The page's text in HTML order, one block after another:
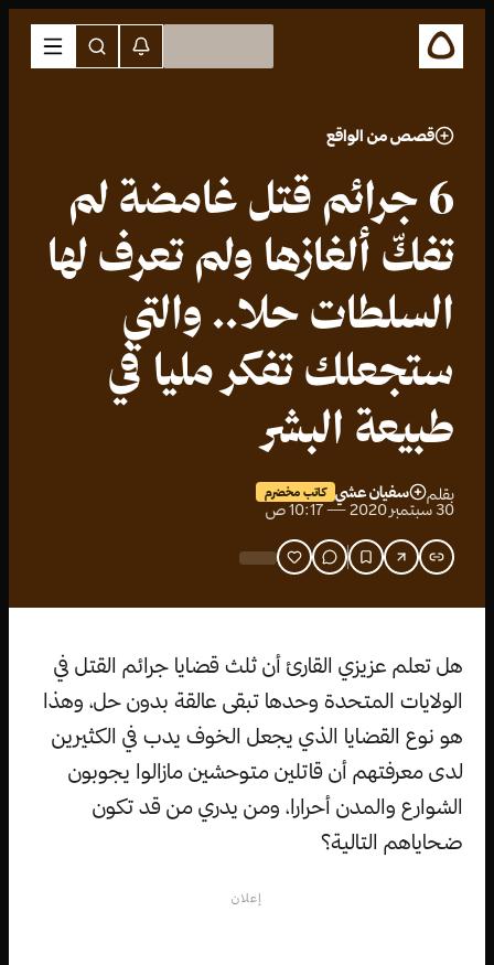
قصص من الواقع
6 جرائم قتل غامضة لم
تفكّ ألغازها ولم تعرف لها
السلطات حلا.. والتي
ستجعلك تفكر مليا في
طبيعة البشر
بقلم سفيان عشي كاتب مخضرم
30 سبتمبر 2020 — 10:17 ص
هل تعلم عزيزي القارئ أن ثلث قضايا جرائم القتل في
الولايات المتحدة وحدها تبقى عالقة بدون حل، وهذا
هو نوع القضايا الذي يجعل الخوف يدب في الكثيرين
لدى معرفتهم أن قاتلين متوحشين مازالوا يجوبون
الشوارع والمدن أحرارا، ومن يدري من قد تكون
ضحاياهم التالية؟
إعلان